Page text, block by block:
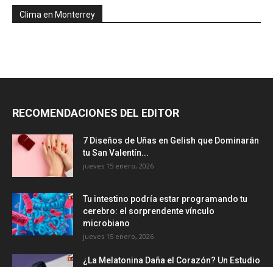
Clima en Monterrey
RECOMENDACIONES DEL EDITOR
7 Diseños de Uñas en Gelish que Dominarán
tu San Valentín...
jueves 15 enero, 2026
Tu intestino podría estar programando tu
cerebro: el sorprendente vínculo
microbiano
jueves 15 enero, 2026
¿La Melatonina Daña el Corazón? Un Estudio